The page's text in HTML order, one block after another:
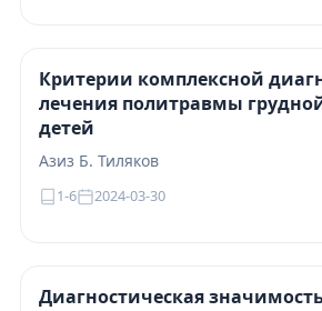
Критерии комплексной
лечения политравмы
детей
Азиз Б. Тиляков
1-6 2024-03-30
Диагностическая